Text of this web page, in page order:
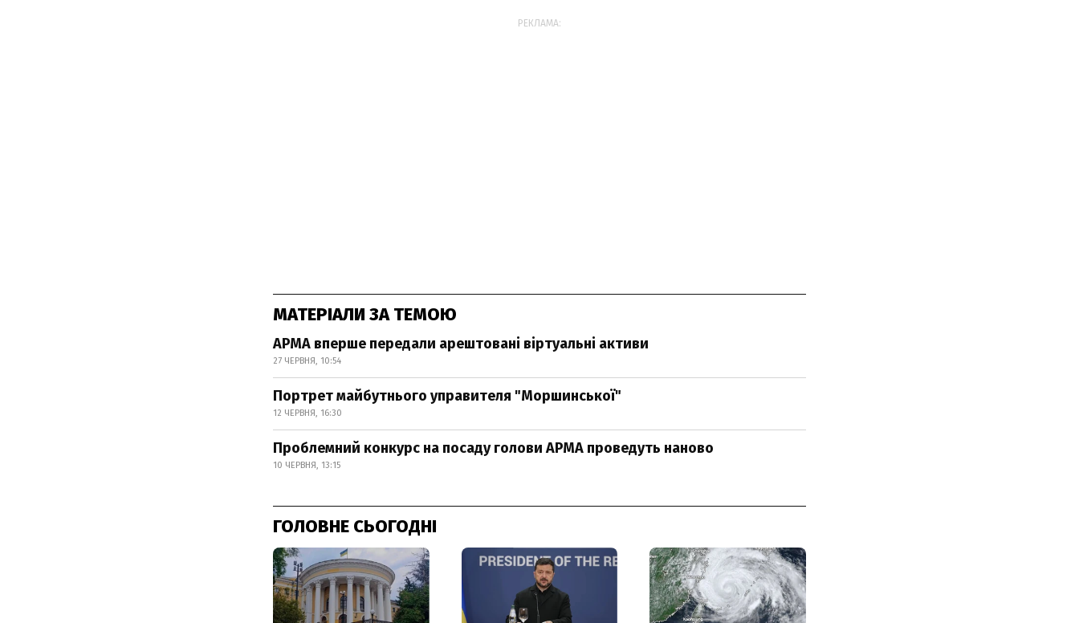
РЕКЛАМА:
МАТЕРІАЛИ ЗА ТЕМОЮ
АРМА вперше передали арештовані віртуальні активи
27 ЧЕРВНЯ, 10:54
Портрет майбутнього управителя "Моршинської"
12 ЧЕРВНЯ, 16:30
Проблемний конкурс на посаду голови АРМА проведуть наново
10 ЧЕРВНЯ, 13:15
ГОЛОВНЕ СЬОГОДНІ